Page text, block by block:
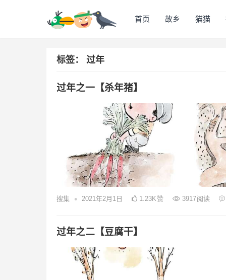
首页 故乡 猫猫
标签： 过年
过年之一【杀年猪】
搜集 • 2021年2月1日 1.23K 赞 3917阅读
过年之二【豆腐干】